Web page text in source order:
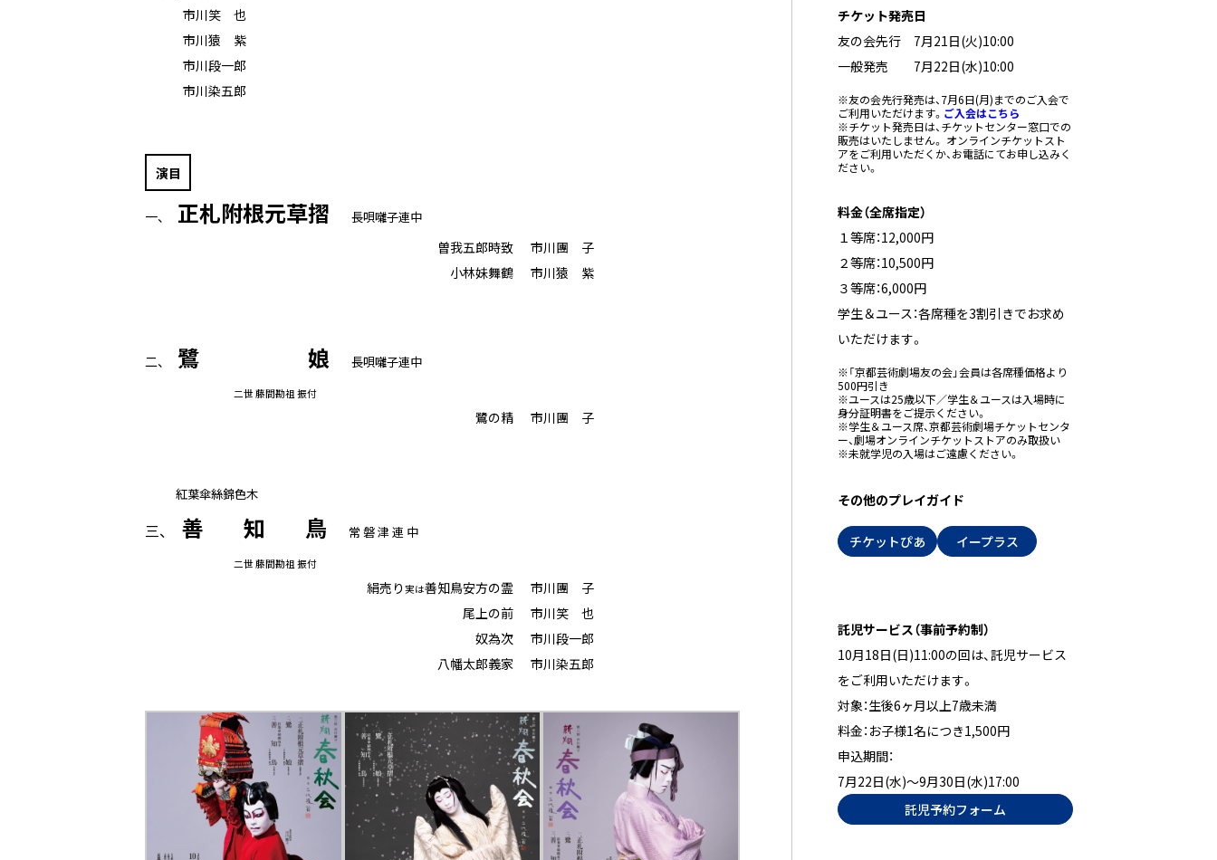
市川笑 也
市川猿 紫
市川段一郎
市川染五郎
演目
一、 正札附根元草摺 長唄囃子連中
曽我五郎時致
市川團 子
小林妹舞鶴
市川猿 紫
二、 鷺 娘 長唄囃子連中
二世 藤間勘祖 振付
鷺の精 市川團 子
紅葉傘絲錦色木
三、 善 知 鳥 常 磐 津 連 中
二世 藤間勘祖 振付
絹売り 実は善知鳥安方の霊
市川團 子
尾上の前
市川笑 也
奴為次
市川段一郎
八幡太郎義家
市川染五郎
チケット発売日
友の会先行 7月21日(火)10:00
一般発売 7月22日(水)10:00
※友の会先行発売は、7月6日(月)までのご入会で
ご利用いただけます。 ご入会はこちら
※チケット発売日は、チケットセンター窓口での
販売はいたしません。 オンラインチケットスト
アをご利用いただくか、お電話にてお申し込みく
ださい。
料金（全席指定）
１等席：12,000円
２等席：10,500円
３等席：6,000円
学生＆ユース：各席種を3割引きでお求め
いただけます。
※「京都芸術劇場友の会」会員は各席種価格より
500円引き
※ユースは25歳以下／学生＆ユースは入場時に
身分証明書をご提示ください。
※学生＆ユース席、京都芸術劇場チケットセンタ
ー、劇場オンラインチケットストアのみ取扱い
※未就学児の入場はご遠慮ください。
その他のプレイガイド
チケットぴあ イープラス
託児サービス（事前予約制）
10月18日(日)11:00の回は、託児サービス
をご利用いただけます。
対象：生後6ヶ月以上7歳未満
料金：お子様1名につき1,500円
申込期間：
7月22日(水)～9月30日(水)17:00
託児予約フォーム